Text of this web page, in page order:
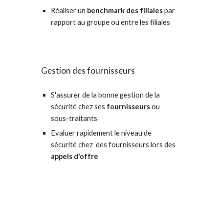
Réaliser un benchmark des filiales par
rapport au groupe ou entre les filiales
Gestion des fournisseurs
S'assurer de la bonne gestion de la
sécurité chezses fournisseurs ou
sous-traitants
Evaluer rapidement le niveau de
sécurité chez des fournisseurs
appels d'offre